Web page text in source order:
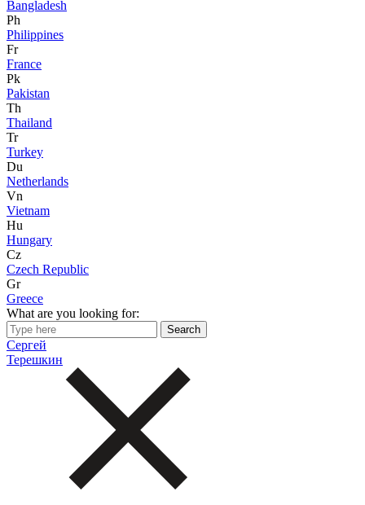
Bangladesh
Ph
Philippines
Fr
France
Pk
Pakistan
Th
Thailand
Tr
Turkey
Du
Netherlands
Vn
Vietnam
Hu
Hungary
Cz
Czech Republic
Gr
Greece
What are you looking for:
Сергей
Терешкин